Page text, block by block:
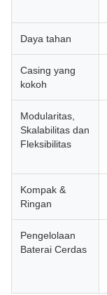
Daya tahan
Casing yang
kokoh
Modularitas,
Skalabilitas dan
Fleksibilitas
Kompak &
Ringan
Pengelolaan
Baterai Cerdas